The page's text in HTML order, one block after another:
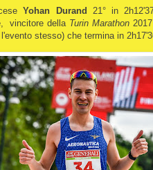
Yohan Durand 21° in
vincitore della Turin Marathon2017
stesso) che termina in